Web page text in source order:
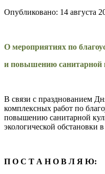
Опубликовано: 14 августа
О мероприятиях по
и повышению санитарной
В связи с празднованием
комплексных работ по
повышению санитарной
экологической обстановки
П О С Т А Н О В Л Я Ю: